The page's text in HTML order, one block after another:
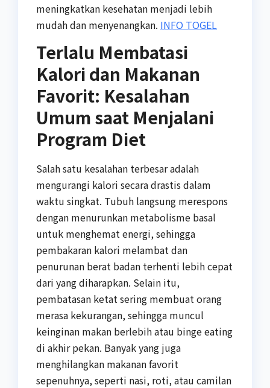
meningkatkan kesehatan menjadi lebih
mudah dan menyenangkan. INFO TOGEL
Terlalu Membatasi
Kalori dan Makanan
Favorit: Kesalahan
Umum saat Menjalani
Program Diet
Salah satu kesalahan terbesar adalah
mengurangi kalori secara drastis dalam
waktu singkat. Tubuh langsung merespons
dengan menurunkan metabolisme basal
untuk menghemat energi, sehingga
pembakaran kalori melambat dan
penurunan berat badan terhenti lebih cepat
dari yang diharapkan. Selain itu,
pembatasan ketat sering membuat orang
merasa kekurangan, sehingga muncul
keinginan makan berlebih atau binge eating
di akhir pekan. Banyak yang juga
menghilangkan makanan favorit
sepenuhnya, seperti nasi, roti, atau camilan